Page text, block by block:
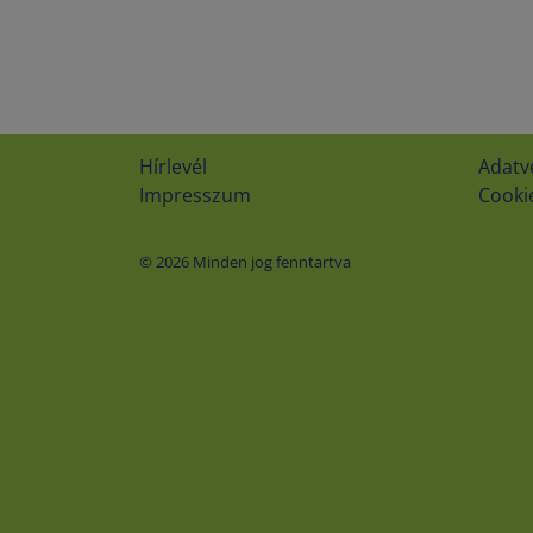
Hírlevél
Impresszum
© 2026 Minden jog fenntartva